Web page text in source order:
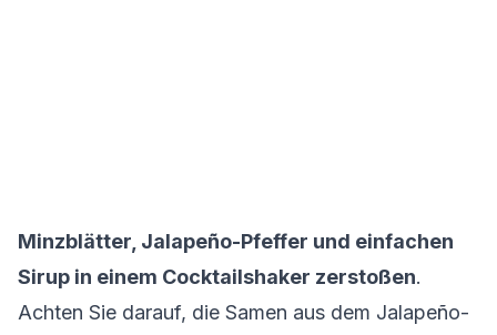
Minzblätter, Jalapeño-Pfeffer und einfachen
Sirup in einem Cocktailshaker zerstoßen.
Achten Sie darauf, die Samen aus dem Jalapeño-